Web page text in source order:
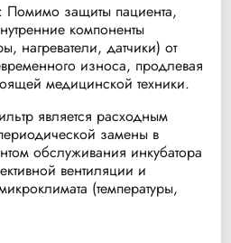
Помимо защиты пациента,
компоненты
нагреватели, датчики) от
износа, продлевая
медицинской техники.
является расходным
замены в
обслуживания инкубатора
вентиляции и
(температуры,